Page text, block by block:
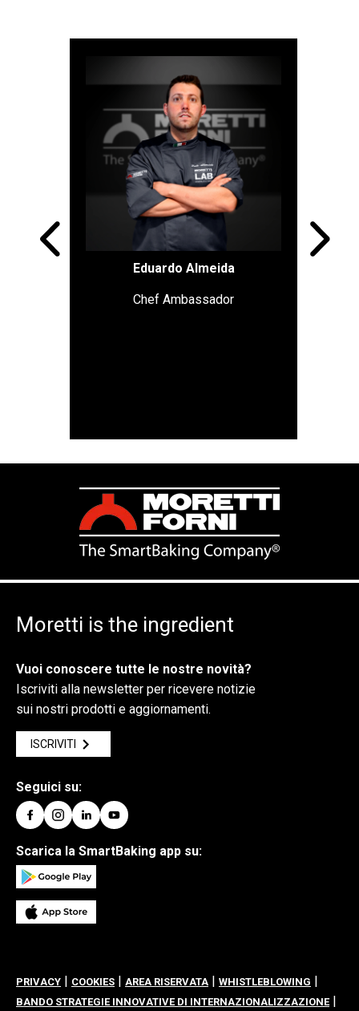
Eduardo Almeida
Chef Ambassador
Moretti is the ingredient
Vuoi conoscere tutte le nostre novità?
Iscriviti alla newsletter per ricevere notizie
sui nostri prodotti e aggiornamenti.
ISCRIVITI
Seguici su:
Scarica la SmartBaking app su:
PRIVACY COOKIES AREA RISERVATA WHISTLEBLOWING
BANDO STRATEGIE INNOVATIVE DI INTERNAZIONALIZZAZIONE